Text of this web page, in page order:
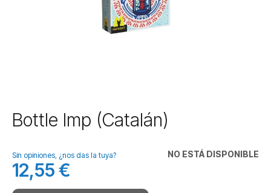
Saltar
al
de
la
galería
de
Bottle Imp (Catalán)
NO ESTÁ DISPONIBLE
Sin opiniones, ¿nos das la tuya?
12,55 €